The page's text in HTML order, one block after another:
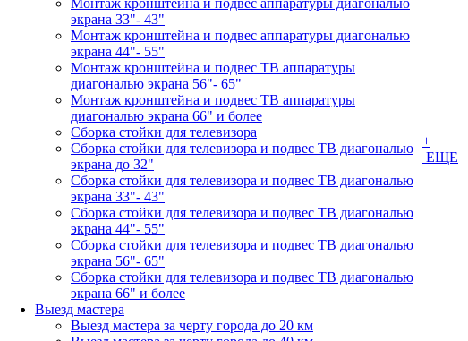
Монтаж кронштейна и подвес аппаратуры диагональю
экрана 33"- 43"
Монтаж кронштейна и подвес аппаратуры диагональю
экрана 44"- 55"
Монтаж кронштейна и подвес ТВ аппаратуры
диагональю экрана 56"- 65"
Монтаж кронштейна и подвес ТВ аппаратуры
диагональю экрана 66" и более
Сборка стойки для телевизора
Сборка стойки для телевизора и подвес ТВ диагональю
экрана до 32"
Сборка стойки для телевизора и подвес ТВ диагональю
экрана 33"- 43"
Сборка стойки для телевизора и подвес ТВ диагональю
экрана 44"- 55"
Сборка стойки для телевизора и подвес ТВ диагональю
экрана 56"- 65"
Сборка стойки для телевизора и подвес ТВ диагональю
экрана 66" и более
Выезд мастера
Выезд мастера за черту города до 20 км
+
ЕЩЕ